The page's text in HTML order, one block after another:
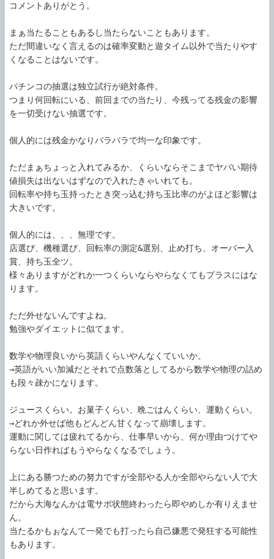
コメントありがとう。
まぁ当たることもあるし当たらないこともあります。
ただ間違いなく言えるのは確率変動と遊タイム以外で当たりやす
くなることはないです。
パチンコの抽選は独立試行が絶対条件。
つまり何回転にいる、前回までの当たり、今残ってる残金の影響
を一切受けない抽選です。
個人的には残金かなりバラバラで均一な印象です。
ただまぁちょっと入れてみるか、くらいならそこまでヤバい期待
値損失は出ないはずなので入れたきゃいれても。
回転率や持ち玉持ったとき突っ込む持ち玉比率のがよほど影響は
大きいです。
個人的には、、、無理です。
店選び、機種選び、回転率の測定&選別、止め打ち、オーバー入
賞、持ち玉全ツ。
様々ありますがどれか一つくらいならやらなくてもプラスにはな
ります。
ただ外せないんですよね。
勉強やダイエットに似てます。
数学や物理良いから英語くらいやんなくていいか。
→英語がいい加減だとそれで点数落としてるから数学や物理の詰め
も段々疎かになります。
ジュースくらい。お菓子くらい、晩ごはんくらい、運動くらい。
→どれか外せば他もどんどん甘くなって崩壊します。
運動に関しては疲れてるから、仕事早いから、何か理由つけてや
らない日作ればもうやらなくなるでしょう。
上にある勝つための努力ですが全部やる人か全部やらない人で大
半しめてると思います。
だから大海なんかは電サポ状態終わったら即やめしか有りえませ
ん。
当たるかもぉなんて一発でも打ったら自己嫌悪で発狂する可能性
もあります。